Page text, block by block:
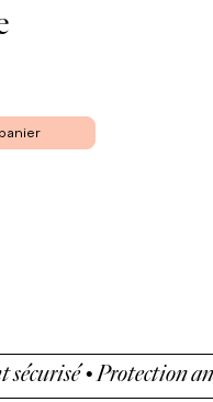
• Protection anti-